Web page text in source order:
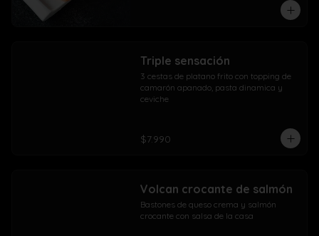
Triple sensación
3 cestas de platano frito con topping de
camarón apanado, pasta dinamica y
ceviche
$7.990
Volcan crocante de salmón
Bastones de queso crema y salmón
crocante con salsa de la casa